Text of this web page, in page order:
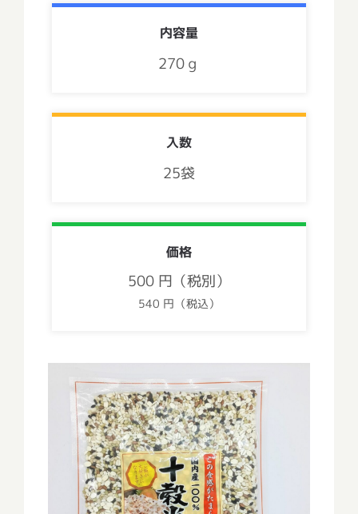
内容量
270ｇ
入数
25袋
価格
500 円（税別）
540 円（税込）